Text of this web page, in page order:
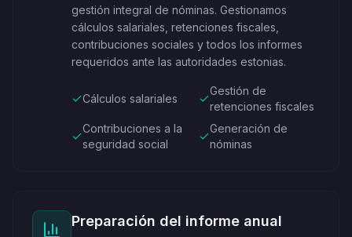
gestión integral de nóminas. Gestionamos
cálculos salariales, retenciones fiscales,
contribuciones sociales y todos los informes
requeridos ante las autoridades estonias.
Cálculos salariales
Gestión de
retenciones fiscales
Contribuciones a la
seguridad social
Generación de
nóminas
Preparación del informe anual